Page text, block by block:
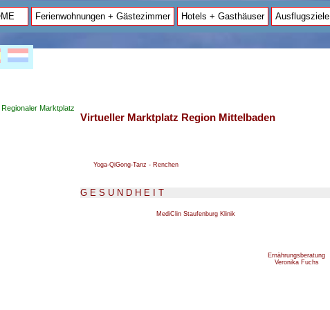
Ferienwohnungen + Gästezimmer Hotels + Gasthäuser Ausflugsziele
Regionaler Marktplatz
Virtueller Marktplatz Region Mittelbaden
Yoga-QiGong-Tanz - Renchen
G E S U N D H E I T
MediClin Staufenburg Klinik
Ernährungsberatung
Veronika Fuchs